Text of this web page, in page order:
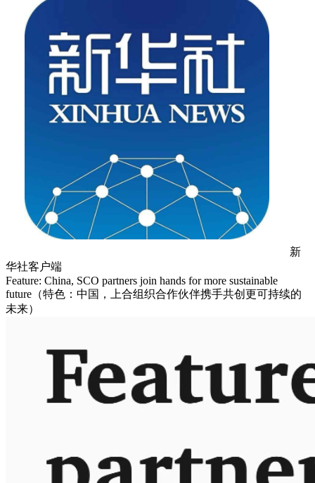
新
华社客户端
Feature: China, SCO partners join hands for more sustainable
future（特色：中国，上合组织合作伙伴携手共创更可持续的
未来）